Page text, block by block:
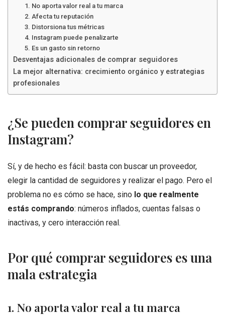
1. No aporta valor real a tu marca
2. Afecta tu reputación
3. Distorsiona tus métricas
4. Instagram puede penalizarte
5. Es un gasto sin retorno
Desventajas adicionales de comprar seguidores
La mejor alternativa: crecimiento orgánico y estrategias
profesionales
¿Se pueden comprar seguidores en
Instagram?
Sí, y de hecho es fácil: basta con buscar un proveedor,
elegir la cantidad de seguidores y realizar el pago. Pero el
problema no es cómo se hace, sino lo que realmente
estás comprando: números inflados, cuentas falsas o
inactivas, y cero interacción real.
Por qué comprar seguidores es una
mala estrategia
1. No aporta valor real a tu marca